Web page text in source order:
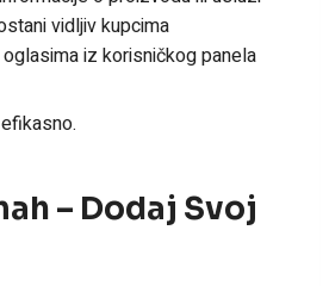
vidljiv kupcima
iz korisničkog panela
– Dodaj Svoj